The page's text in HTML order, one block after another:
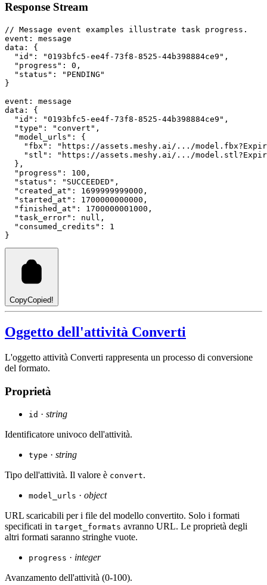
Response Stream
// Message event examples illustrate task progress.
event :
message
data :
{
"id" : "0193bfc5-ee4f-73f8-8525-44b398884ce9" ,
"progress" : 0 ,
"status" :
"PENDING"
}
event :
message
data :
{
"id" : "0193bfc5-ee4f-73f8-8525-44b398884ce9" ,
"type" : "convert" ,
"model_urls" : {
"fbx" :
"https://assets.meshy.ai/.../
"stl" :
"https://assets.meshy.ai/.../
  }
,
"progress" : 100 ,
"status" : "SUCCEEDED" ,
"created_at" : 1699999999000 ,
"started_at" : 1700000000000 ,
"finished_at" : 1700000001000 ,
"task_error" : null ,
"consumed_credits" : 1
}
CopyCopied!
Oggetto dell'attività Converti
L'oggetto attività Converti rappresenta un processo di conversione
del formato.
Proprietà
id · string
Identificatore univoco dell'attività.
type · string
Tipo dell'attività. Il valore è convert.
model_urls · object
URL scaricabili per i file del modello convertito. Solo i formati
specificati in target_formats avranno URL. Le proprietà degli
altri formati saranno stringhe vuote.
progress · integer
Avanzamento dell'attività (0-100).